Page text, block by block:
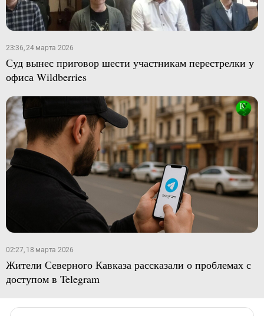
23:36, 24 марта 2026
Суд вынес приговор шести участникам перестрелки у
офиса Wildberries
02:27, 18 марта 2026
Жители Северного Кавказа рассказали о проблемах с
доступом в Telegram